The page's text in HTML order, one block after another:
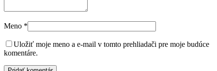
Meno *
Uložiť moje meno a e-mail v tomto prehliadači pre moje budúce
komentáre.